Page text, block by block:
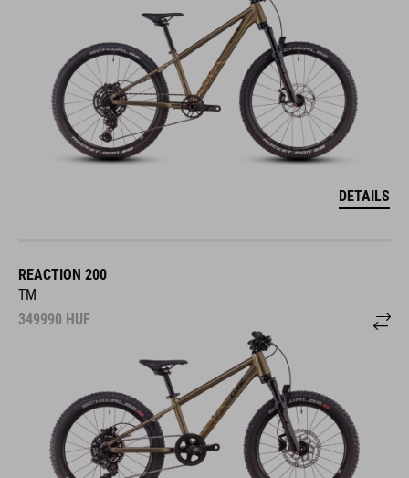
DETAILS
REACTION 200
TM
349990 HUF